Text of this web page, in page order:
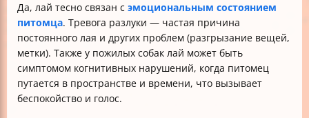
Да, лай тесно связан с эмоциональным состоянием
питомца. Тревога разлуки — частая причина
постоянного лая и других проблем (разгрызание вещей,
метки). Также у пожилых собак лай может быть
симптомом когнитивных нарушений, когда питомец
путается в пространстве и времени, что вызывает
беспокойство и голос.